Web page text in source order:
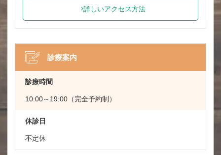
詳しいアクセス方法
診療案内
診療時間
10:00～19:00（完全予約制）
休診日
不定休